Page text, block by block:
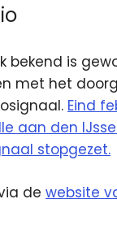
bekend is
met het
Eind
aan den
stopgezet.
de website